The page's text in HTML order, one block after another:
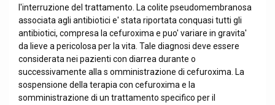
l'interruzione del trattamento. La colite pseudomembranosa
associata agli antibiotici e' stata riportata conquasi tutti gli
antibiotici, compresa la cefuroxima e puo' variare in gravita'
da lieve a pericolosa per la vita. Tale diagnosi deve essere
considerata nei pazienti con diarrea durante o
successivamente alla s omministrazione di cefuroxima. La
sospensione della terapia con cefuroxima e la
somministrazione di un trattamento specifico per il